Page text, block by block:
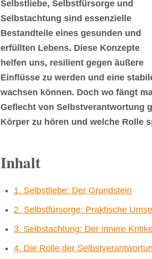
Selbstliebe, Selbstfürsorge und
Selbstachtung sind essenzielle
Bestandteile eines gesunden und
erfüllten Lebens. Diese Konzepte
helfen uns, resilient gegen äußere
Einflüsse zu werden und eine
wachsen können. Doch wo fängt
Geflecht von Selbstverantwortung
Körper zu hören und welche Rolle
Inhalt
1. Selbstliebe: Der Grundstein
2. Selbstfürsorge: Praktische
3. Selbstachtung: Der innere
4. Die Rolle der